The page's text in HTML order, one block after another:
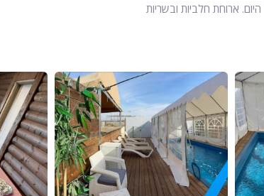
ארוחת חלביות ובשריות